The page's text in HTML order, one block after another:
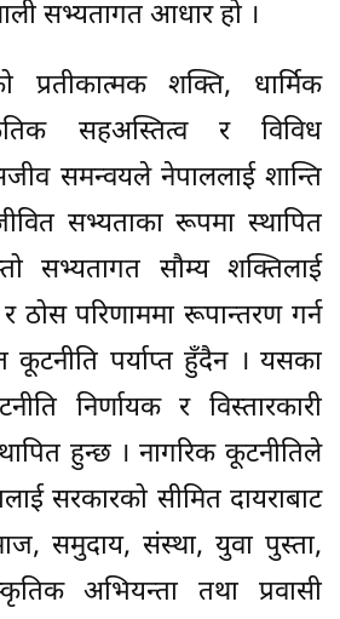
सभ्यतागत आधार हो ।
प्रतीकात्मक शक्ति, धार्मिक
सहअस्तित्व र विविध
समन्वयले नेपाललाई शान्ति
सभ्यताका रूपमा स्थापित
सभ्यतागत सौम्य शक्तिलाई
र ठोस परिणाममा रूपान्तरण गर्न
कूटनीति पर्याप्त हुँदैन । यसका
निर्णायक र विस्तारकारी
हुन्छ । नागरिक कूटनीतिले
सरकारको सीमित दायराबाट
समुदाय, संस्था, युवा पुस्ता,
अभियन्ता तथा प्रवासी